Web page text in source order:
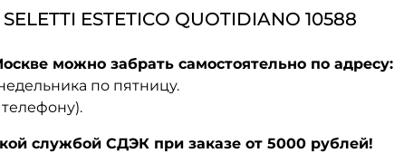
ESTETICO QUOTIDIANO 10588
можно забрать самостоятельно по адресу:
по пятницу.
службой СДЭК при заказе от 5000 рублей!